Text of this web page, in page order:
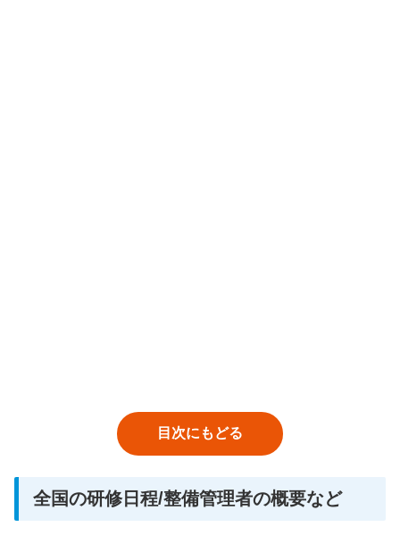
目次にもどる
全国の研修日程/整備管理者の概要など